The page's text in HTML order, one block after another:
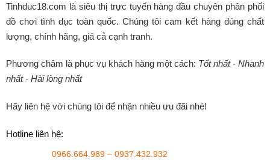
Tinhduc18.com là siêu thị trực tuyến hàng đầu chuyên phân phối
đồ chơi tình dục toàn quốc. Chúng tôi cam kết hàng đúng chất
lượng, chính hãng, giá cả cạnh tranh.
Phương châm là phục vụ khách hàng một cách: Tốt nhất - Nhanh
nhất - Hài lòng nhất
Hãy liên hệ với chúng tôi để nhận nhiều ưu đãi nhé!
Hotline liên hệ:
0966.664.989 – 0937.432.932